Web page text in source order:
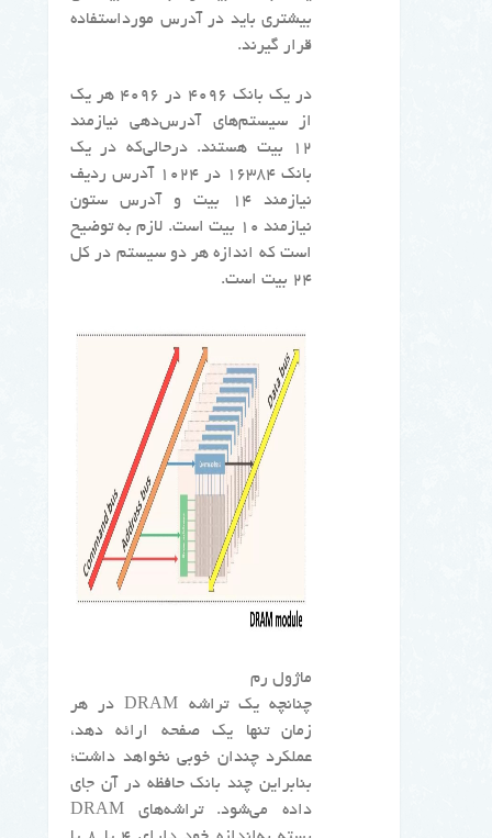
بیشتری باید در آدرس مورداستفاده
قرار گیرند.
در یک بانک ۴۰۹۶ در ۴۰۹۶ هر یک
از سیستم‌های آدرس‌دهی نیازمند
۱۲ بیت هستند. درحالی‌که در یک
بانک ۱۶۳۸۴ در ۱۰۲۴ آدرس ردیف
نیازمند ۱۴ بیت و آدرس ستون
نیازمند ۱۰ بیت است. لازم به توضیح
است که اندازه هر دو سیستم در کل
۲۴ بیت است.
ماژول رم
چنانچه یک تراشه DRAM در هر
زمان تنها یک صفحه ارائه دهد،
عملکرد چندان خوبی نخواهد داشت؛
بنابراین چند بانک حافظه در آن‌ جای
داده می‌شود. تراشه‌های DRAM